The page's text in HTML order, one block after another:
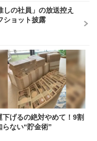
の社員」の放送控え
ショット披露
下げるの絶対やめて！9割
らない“貯金術”